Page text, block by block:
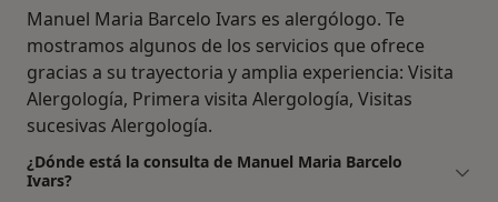
Manuel Maria Barcelo Ivars es alergólogo. Te
mostramos algunos de los servicios que ofrece
gracias a su trayectoria y amplia experiencia: Visita
Alergología, Primera visita Alergología, Visitas
sucesivas Alergología.
¿Dónde está la consulta de Manuel Maria Barcelo
Ivars?